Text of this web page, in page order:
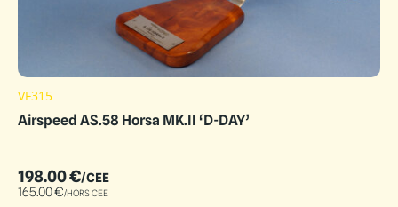
VF315
Airspeed AS.58 Horsa MK.II ‘D-DAY’
198.00€/CEE
165.00€/HORS CEE